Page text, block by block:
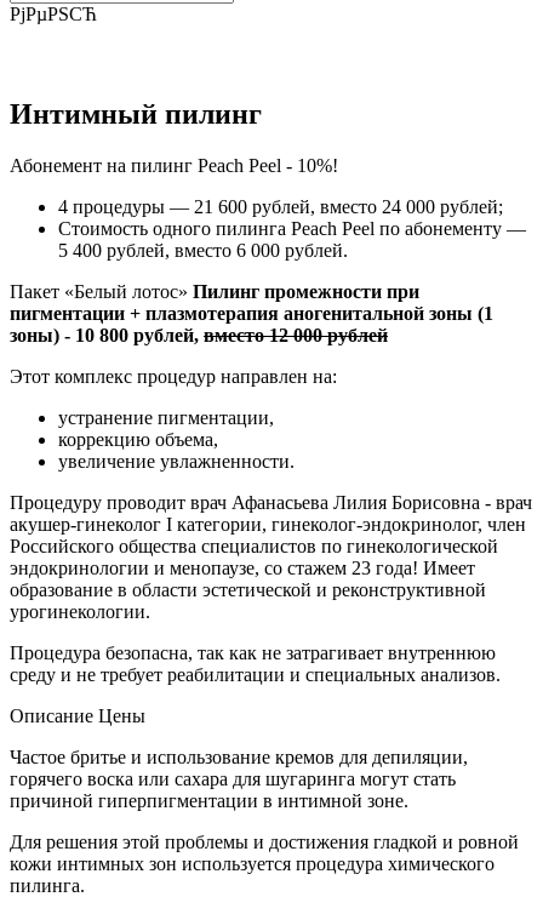
РјРµРЅСЋ
Интимный пилинг
Абонемент на пилинг Peach Peel - 10%!
4 процедуры — 21 600 рублей, вместо 24 000 рублей;
Стоимость одного пилинга Peach Peel по абонементу —
5 400 рублей, вместо 6 000 рублей.
Пакет «Белый лотос» Пилинг промежности при
пигментации + плазмотерапия аногенитальной зоны (1
зоны) - 10 800 рублей, вместо 12 000 рублей
Этот комплекс процедур направлен на:
устранение пигментации,
коррекцию объема,
увеличение увлажненности.
Процедуру проводит врач Афанасьева Лилия Борисовна - врач
акушер-гинеколог I категории, гинеколог-эндокринолог, член
Российского общества специалистов по гинекологической
эндокринологии и менопаузе, со стажем 23 года! Имеет
образование в области эстетической и реконструктивной
урогинекологии.
Процедура безопасна, так как не затрагивает внутреннюю
среду и не требует реабилитации и специальных анализов.
Описание Цены
Частое бритье и использование кремов для депиляции,
горячего воска или сахара для шугаринга могут стать
причиной гиперпигментации в интимной зоне.
Для решения этой проблемы и достижения гладкой и ровной
кожи интимных зон используется процедура химического
пилинга.